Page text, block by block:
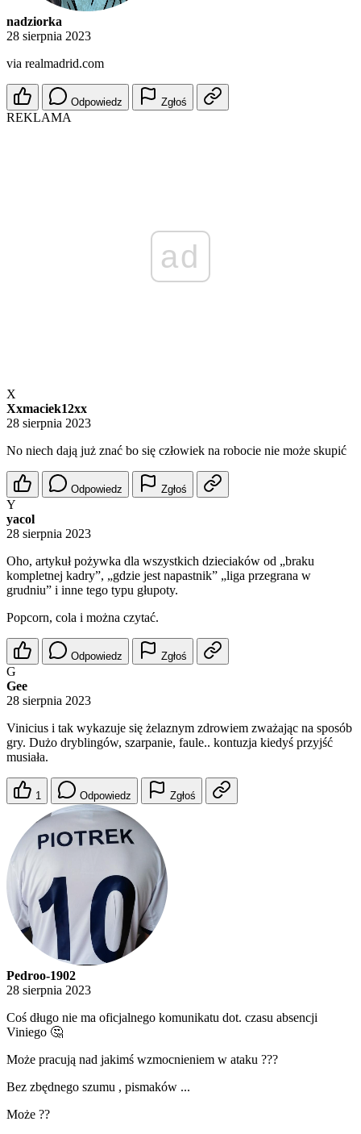
nadziorka
28 sierpnia 2023
via realmadrid.com
Odpowiedz Zgłoś
REKLAMA
ad
X
Xxmaciek12xx
28 sierpnia 2023
No niech dają już znać bo się człowiek na robocie nie może skupić
Odpowiedz Zgłoś
Y
yacol
28 sierpnia 2023
Oho, artykuł pożywka dla wszystkich dzieciaków od „braku
kompletnej kadry”, „gdzie jest napastnik” „liga przegrana w
grudniu” i inne tego typu głupoty.
Popcorn, cola i można czytać.
Odpowiedz Zgłoś
G
Gee
28 sierpnia 2023
Vinicius i tak wykazuje się żelaznym zdrowiem zważając na sposób
gry. Dużo dryblingów, szarpanie, faule.. kontuzja kiedyś przyjść
musiała.
1 Odpowiedz Zgłoś
Pedroo-1902
28 sierpnia 2023
Coś długo nie ma oficjalnego komunikatu dot. czasu absencji
Viniego 🤔
Może pracują nad jakimś wzmocnieniem w ataku ???
Bez zbędnego szumu , pismaków ...
Może ??